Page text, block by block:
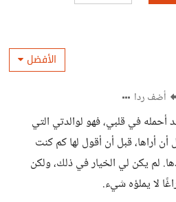
الأفضل
أضف ردا
أحمله في قلبي، فهو لوالدتي التي
أراها، قبل أن أقول لها كم كنت
لم يكن لي الخيار في ذلك، ولكن
لا يملؤه شيء.